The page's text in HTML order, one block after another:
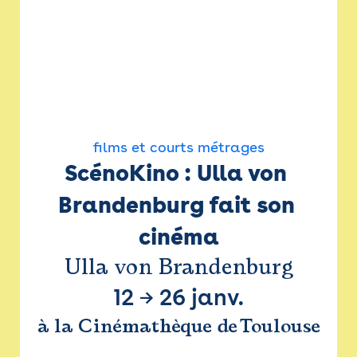
films et courts métrages
ScénoKino : Ulla von
Brandenburg fait son
cinéma
Ulla von Brandenburg
12 → 26 janv.
à la Cinémathèque de Toulouse